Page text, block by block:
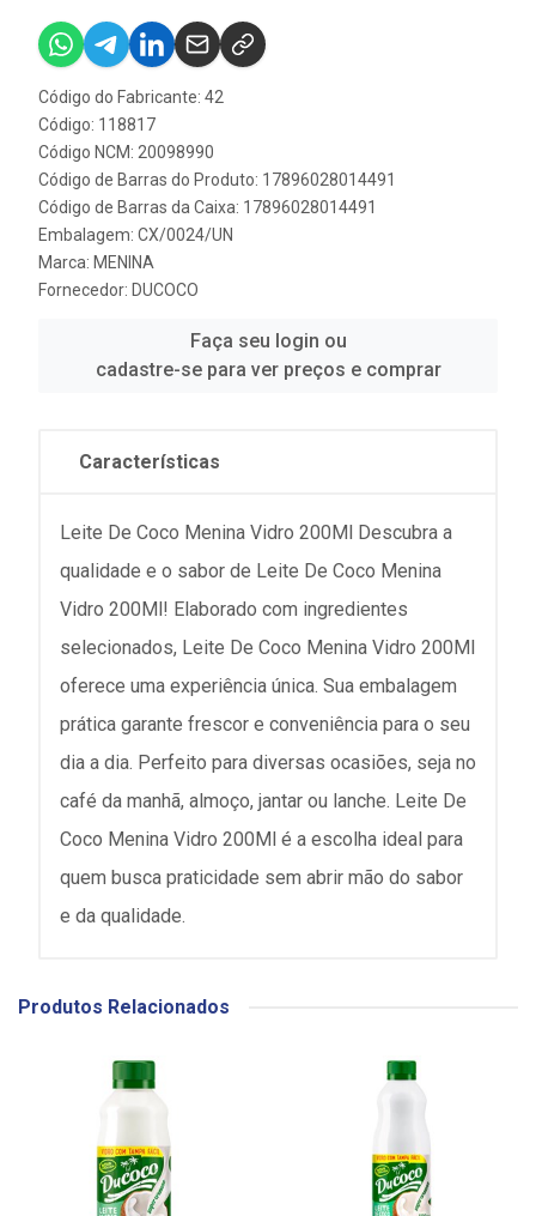
Código do Fabricante: 42
Código: 118817
Código NCM: 20098990
Código de Barras do Produto: 17896028014491
Código de Barras da Caixa: 17896028014491
Embalagem: CX/0024/UN
Marca: MENINA
Fornecedor: DUCOCO
Faça seu login ou
cadastre-se para ver preços e comprar
Características
Leite De Coco Menina Vidro 200Ml Descubra a
qualidade e o sabor de Leite De Coco Menina
Vidro 200Ml! Elaborado com ingredientes
selecionados, Leite De Coco Menina Vidro 200Ml
oferece uma experiência única. Sua embalagem
prática garante frescor e conveniência para o seu
dia a dia. Perfeito para diversas ocasiões, seja no
café da manhã, almoço, jantar ou lanche. Leite De
Coco Menina Vidro 200Ml é a escolha ideal para
quem busca praticidade sem abrir mão do sabor
e da qualidade.
Produtos Relacionados